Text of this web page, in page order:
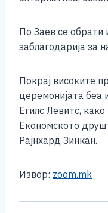
По Заев се обрати
заблагодарија за
Покрај високите
церемонијата беа
Егилс Левитс,
Економското
Рајнхард Зинкан.
Извор: zoom.mk